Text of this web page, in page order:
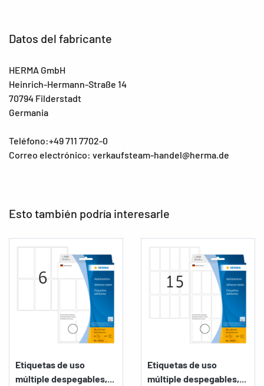
Datos del fabricante
HERMA GmbH
Heinrich-Hermann-Straße 14
70794 Filderstadt
Germania
Teléfono:+49 711 7702-0
Correo electrónico: verkaufsteam-handel@herma.de
Esto también podría interesarle
Etiquetas de uso
múltiple despegables,...
Etiquetas de uso
múltiple despegables,...